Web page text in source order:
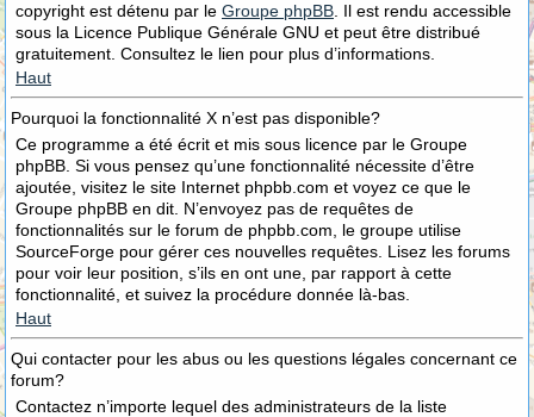
copyright est détenu par le Groupe phpBB . Il est rendu accessible
sous la Licence Publique Générale GNU et peut être distribué
gratuitement. Consultez le lien pour plus d’informations.
Haut
Pourquoi la fonctionnalité X n’est pas disponible?
Ce programme a été écrit et mis sous licence par le Groupe
phpBB. Si vous pensez qu’une fonctionnalité nécessite d’être
ajoutée, visitez le site Internet phpbb.com et voyez ce que le
Groupe phpBB en dit. N’envoyez pas de requêtes de
fonctionnalités sur le forum de phpbb.com, le groupe utilise
SourceForge pour gérer ces nouvelles requêtes. Lisez les forums
pour voir leur position, s’ils en ont une, par rapport à cette
fonctionnalité, et suivez la procédure donnée là-bas.
Haut
Qui contacter pour les abus ou les questions légales concernant ce
forum?
Contactez n’importe lequel des administrateurs de la liste